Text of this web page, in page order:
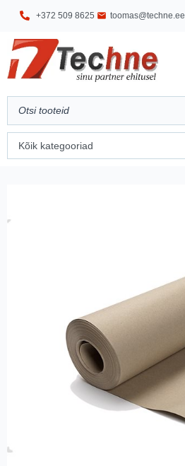
+372 509 8625 toomas@techne.ee